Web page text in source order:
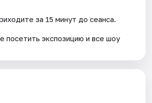
за 15 минут до сеанса.
посетить экспозицию и все шоу